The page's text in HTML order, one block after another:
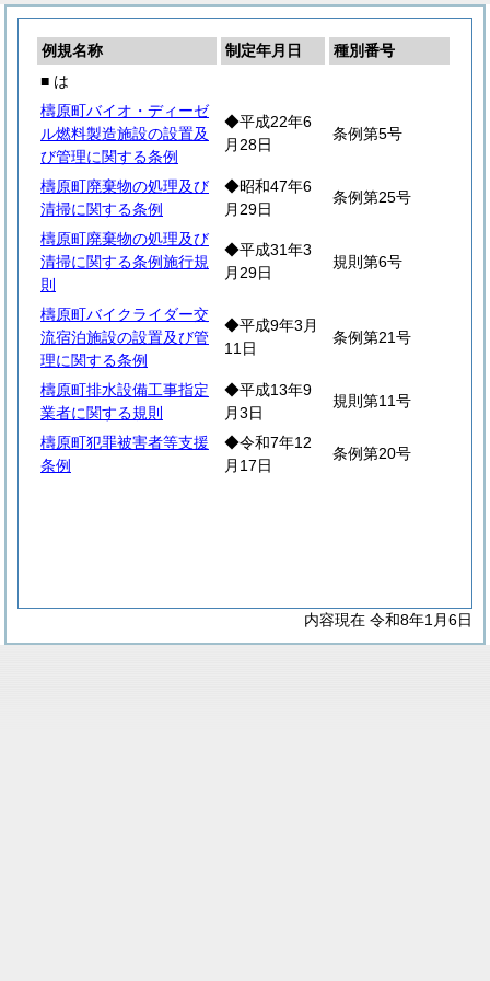
例規名称 制定年月日
種別番号
■ は
檮原町バイオ・ディーゼ
ル燃料製造施設の設置及
び管理に関する条例
◆平成22年6
月28日
条例第5号
檮原町廃棄物の処理及び
清掃に関する条例
◆昭和47年6
月29日
条例第25号
檮原町廃棄物の処理及び
清掃に関する条例施行規
則
◆平成31年3
月29日
規則第6号
檮原町バイクライダー交
流宿泊施設の設置及び管
理に関する条例
◆平成9年3月
11日
条例第21号
檮原町排水設備工事指定
業者に関する規則
◆平成13年9
月3日
規則第11号
檮原町犯罪被害者等支援
条例
◆令和7年12
月17日
条例第20号
内容現在 令和8年1月6日